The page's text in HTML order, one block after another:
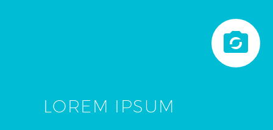


LOREM IPSUM